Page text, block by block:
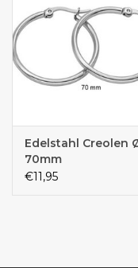
Edelstahl Creolen
70mm
€11,95